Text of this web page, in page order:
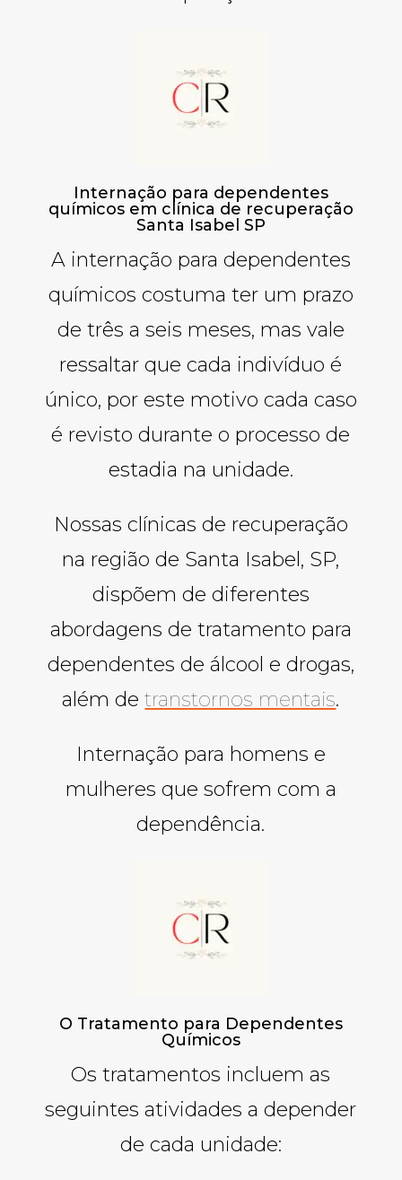
Internação para dependentes
químicos em clínica de recuperação
Santa Isabel SP
A internação para dependentes
químicos costuma ter um prazo
de três a seis meses, mas vale
ressaltar que cada indivíduo é
único, por este motivo cada caso
é revisto durante o processo de
estadia na unidade.
Nossas clínicas de recuperação
na região de Santa Isabel, SP,
dispõem de diferentes
abordagens de tratamento para
dependentes de álcool e drogas,
além de transtornos mentais.
Internação para homens e
mulheres que sofrem com a
dependência.
O Tratamento para Dependentes
Químicos
Os tratamentos incluem as
seguintes atividades a depender
de cada unidade: